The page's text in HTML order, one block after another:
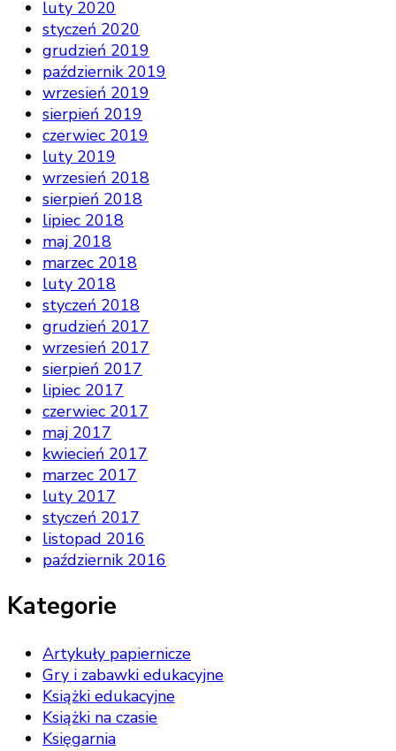
luty 2020
styczeń 2020
grudzień 2019
październik 2019
wrzesień 2019
sierpień 2019
czerwiec 2019
luty 2019
wrzesień 2018
sierpień 2018
lipiec 2018
maj 2018
marzec 2018
luty 2018
styczeń 2018
grudzień 2017
wrzesień 2017
sierpień 2017
lipiec 2017
czerwiec 2017
maj 2017
kwiecień 2017
marzec 2017
luty 2017
styczeń 2017
listopad 2016
październik 2016
Kategorie
Artykuły papiernicze
Gry i zabawki edukacyjne
Książki edukacyjne
Książki na czasie
Księgarnia